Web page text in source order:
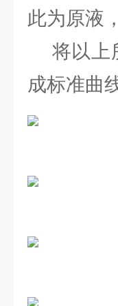
此为原液
将以上
成标准曲